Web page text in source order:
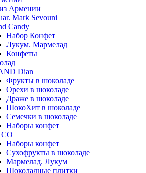
Армении
Mark Sevouni
Candy
Набор Конфет
Лукум. Мармелад
Конфеты
Dian
Фрукты в шоколаде
Орехи в шоколаде
Драже в шоколаде
ШокоХит в шоколаде
Семечки в шоколаде
Наборы конфет
Наборы конфет
Сухофрукты в шоколаде
Мармелад. Лукум
Шоколадные плитки